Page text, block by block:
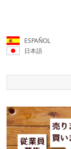
ESPAÑOL
日本語